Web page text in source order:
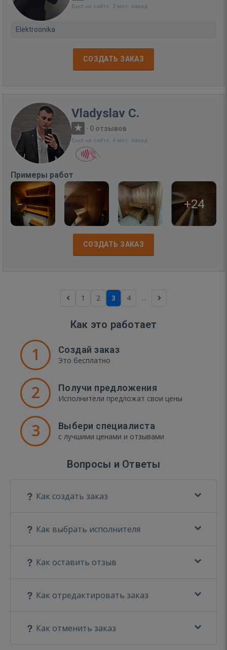
Был на сайте: 2 мес. назад
Elektroonika
СОЗДАТЬ ЗАКАЗ
Vladyslav C.
· 0 отзывов
Был на сайте: 4 мес. назад
Примеры работ
+24
СОЗДАТЬ ЗАКАЗ
1 2 3 4 ...
Как это работает
1 Создай заказ
Это бесплатно
2 Получи предложения
Исполнители предложат свои цены
3 Выбери специалиста
с лучшими ценами и отзывами
Вопросы и Ответы
Как создать заказ
Как выбрать исполнителя
Как оставить отзыв
Как отредактировать заказ
Как отменить заказ